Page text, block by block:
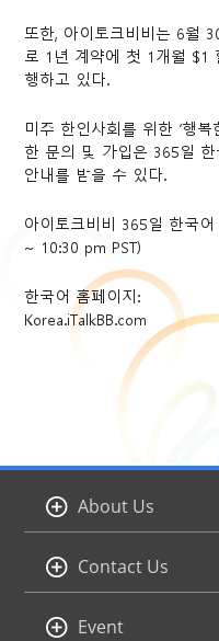
또한, 아이토크비비는 6월
로 1년 계약에 첫 1개월 $1
행하고 있다.
미주 한인사회를 위한 ‘행
한 문의 및 가입은 365일
안내를 받을 수 있다.
아이토크비비 365일 한국
~ 10:30 pm PST)
한국어 홈페이지:
Korea.iTalkBB.com
About Us
Contact Us
Event